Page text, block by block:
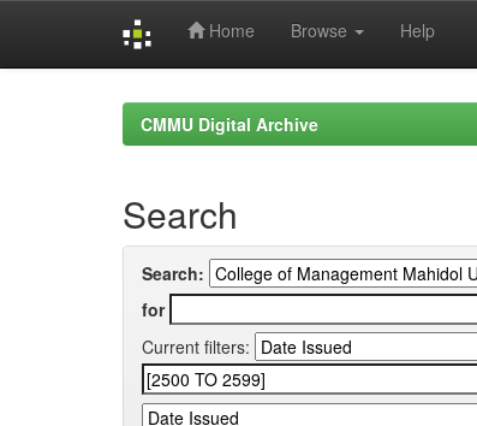
Home Browse Help
CMMU Digital Archive
Search
Search:
for
Current filters: